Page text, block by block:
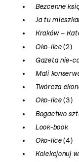
Bezcenne
Ja tu
Kraków –
Oko-lice(2)
Gazeta nie-
Mali
Twórcza
Oko-lice(3)
Bogactwo
Look-book
Oko-lice(4)
Kolekcjonuj